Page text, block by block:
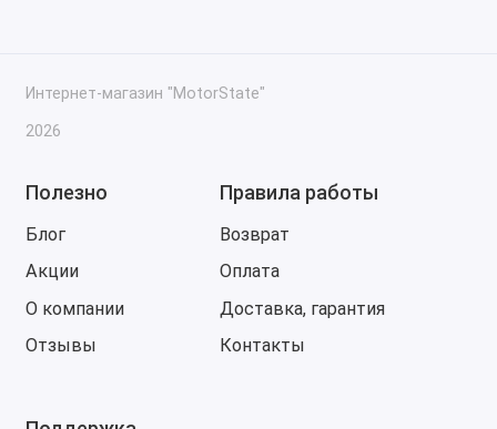
Интернет-магазин "MotorState"
2026
Полезно
Блог
Акции
О компании
Отзывы
Правила работы
Возврат
Оплата
Доставка, гарантия
Контакты